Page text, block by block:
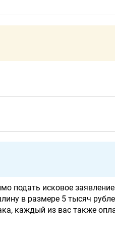
подать исковое
в размере 5 тысяч
каждый из вас также